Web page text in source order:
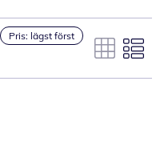
Pris: lägst först